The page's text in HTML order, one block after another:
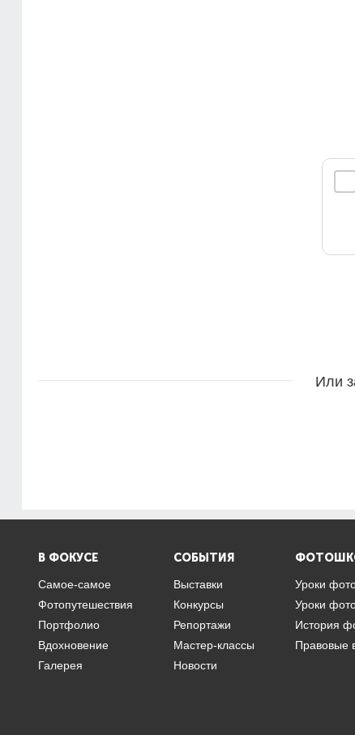
Или
В ФОКУСЕ
Самое-самое
Фотопутешествия
Портфолио
Вдохновение
Галерея
СОБЫТИЯ
Выставки
Конкурсы
Репортажи
Мастер-классы
Новости
Уроки
Уроки
История
Правовые